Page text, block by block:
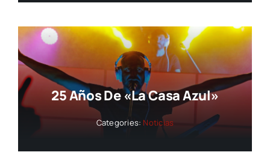
25 Años De «La Casa Azul»
Categories: Noticias